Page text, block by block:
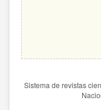
Sistema de revistas